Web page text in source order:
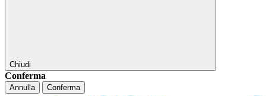
Chiudi
Conferma
Annulla Conferma